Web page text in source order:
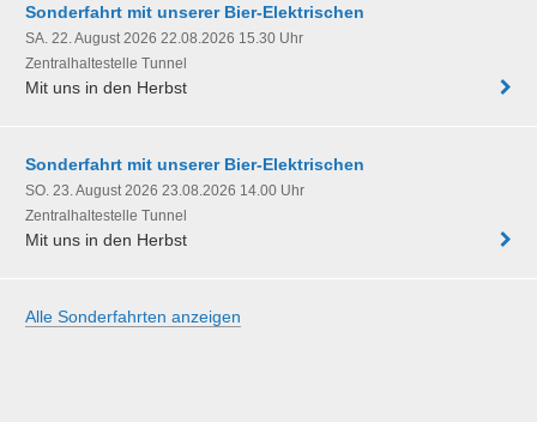
Sonderfahrt mit unserer Bier-Elektrischen
SA. 22. August 2026 22.08.2026 15.30 Uhr
Zentralhaltestelle Tunnel
Mit uns in den Herbst
Sonderfahrt mit unserer Bier-Elektrischen
SO. 23. August 2026 23.08.2026 14.00 Uhr
Zentralhaltestelle Tunnel
Mit uns in den Herbst
Alle Sonderfahrten anzeigen